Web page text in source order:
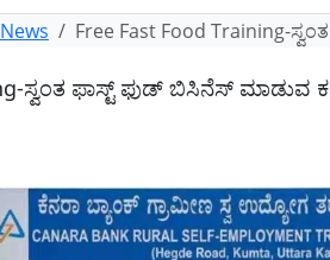
Free Fast Food Training-
ಸ್ವಂತ ಫಾಸ್ಟ್ ಫುಡ್ ಬಿಸಿನೆಸ್